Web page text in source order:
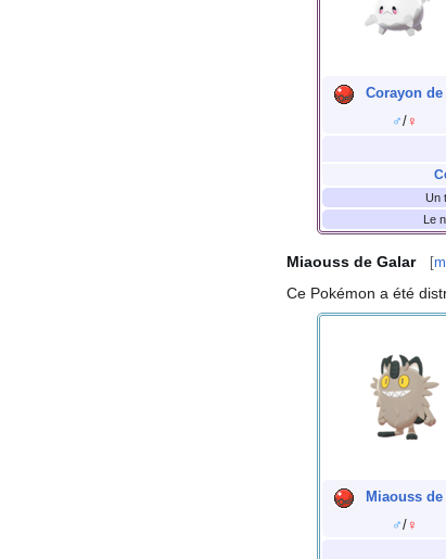
Corayon de
♂/ ♀
Un
Le
Miaouss de Galar [
Ce Pokémon a été
Miaouss de
♂/ ♀